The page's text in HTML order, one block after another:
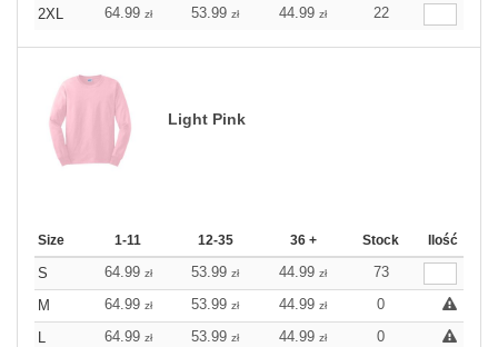
2XL
64.99 zł 53.99 zł 44.99 zł 22
Light Pink
Size 1-11 12-35 36 + Stock Ilość
S 64.99 zł 53.99 zł 44.99 zł
73
M
64.99 zł 53.99 zł 44.99 zł
0
L
64.99 zł 53.99 zł 44.99 zł
0